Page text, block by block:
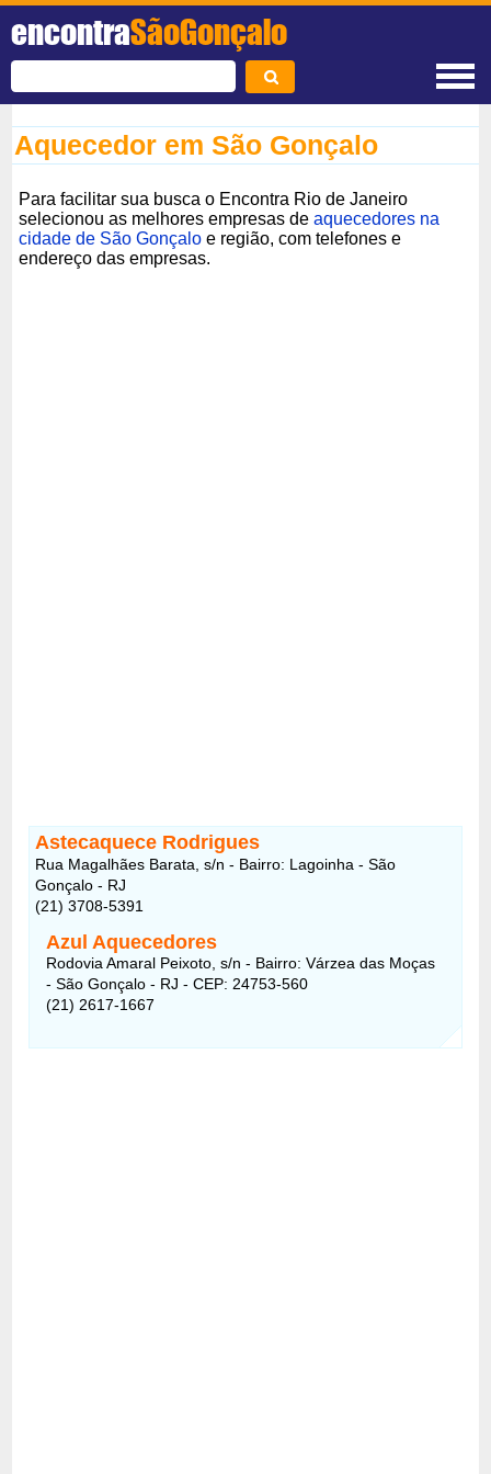
encontraSãoGonçalo
Aquecedor em São Gonçalo
Para facilitar sua busca o Encontra Rio de Janeiro
selecionou as melhores empresas deaquecedores na
cidade de São Gonçalo e região, com telefones e
endereço das empresas.
Astecaquece Rodrigues
Rua Magalhães Barata, s/n - Bairro: Lagoinha - São
Gonçalo - RJ
(21) 3708-5391
Azul Aquecedores
Rodovia Amaral Peixoto, s/n - Bairro: Várzea das Moças
- São Gonçalo - RJ - CEP: 24753-560
(21) 2617-1667